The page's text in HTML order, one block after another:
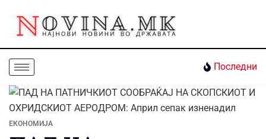
Последни
ЕКОНОМИЈА